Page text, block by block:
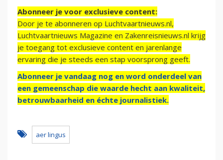
Abonneer je voor exclusieve content:
Door je te abonneren op Luchtvaartnieuws.nl,
Luchtvaartnieuws Magazine en Zakenreisnieuws.nl krijg
je toegang tot exclusieve content en jarenlange
ervaring die je steeds een stap voorsprong geeft.
Abonneer je vandaag nog en word onderdeel van
een gemeenschap die waarde hecht aan kwaliteit,
betrouwbaarheid en échte journalistiek.
aer lingus